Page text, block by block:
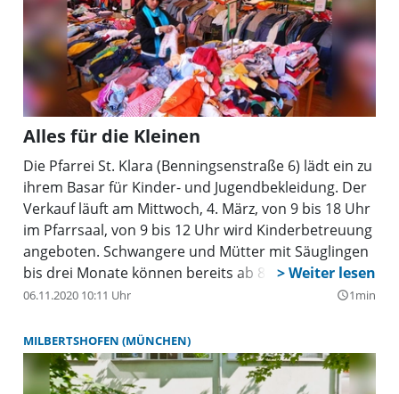
Alles für die Kleinen
Die Pfarrei St. Klara (Benningsenstraße 6) lädt ein zu
ihrem Basar für Kinder- und Jugendbekleidung. Der
Verkauf läuft am Mittwoch, 4. März, von 9 bis 18 Uhr
im Pfarrsaal, von 9 bis 12 Uhr wird Kinderbetreuung
angeboten. Schwangere und Mütter mit Säuglingen
bis drei Monate können bereits ab 8.30 Uhr
einkaufen.
06.11.2020 10:11 Uhr query_builder1min
MILBERTSHOFEN (MÜNCHEN)